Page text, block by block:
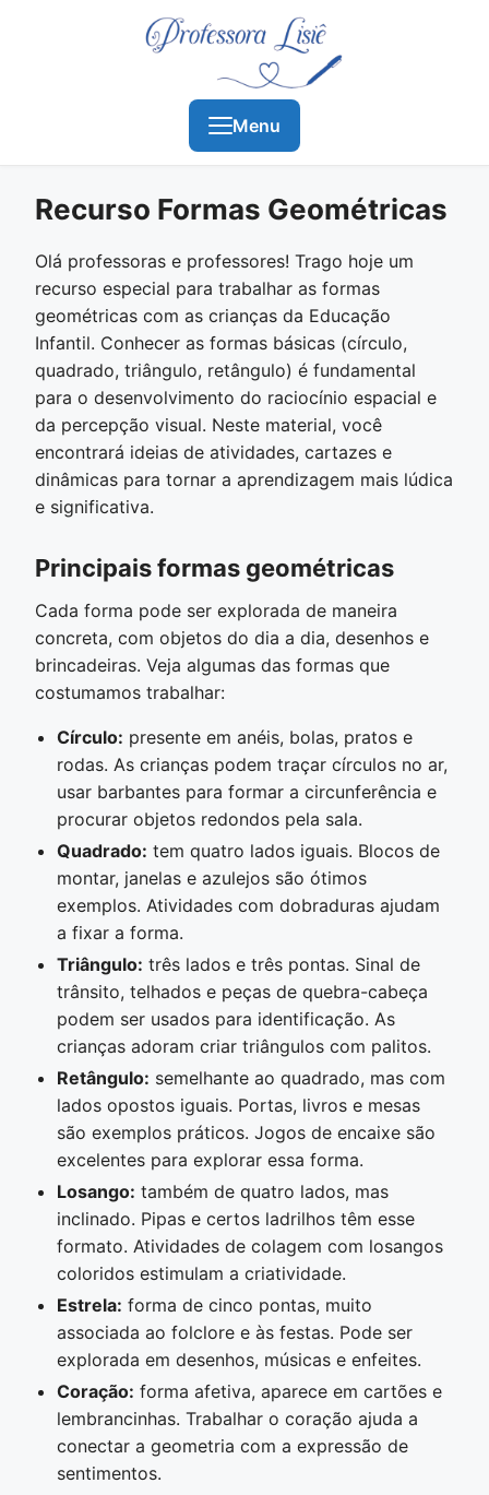
Menu
Recurso Formas Geométricas
Olá professoras e professores! Trago hoje um
recurso especial para trabalhar as formas
geométricas com as crianças da Educação
Infantil. Conhecer as formas básicas (círculo,
quadrado, triângulo, retângulo) é fundamental
para o desenvolvimento do raciocínio espacial e
da percepção visual. Neste material, você
encontrará ideias de atividades, cartazes e
dinâmicas para tornar a aprendizagem mais lúdica
e significativa.
Principais formas geométricas
Cada forma pode ser explorada de maneira
concreta, com objetos do dia a dia, desenhos e
brincadeiras. Veja algumas das formas que
costumamos trabalhar:
Círculo: presente em anéis, bolas, pratos e
rodas. As crianças podem traçar círculos no ar,
usar barbantes para formar a circunferência e
procurar objetos redondos pela sala.
Quadrado: tem quatro lados iguais. Blocos de
montar, janelas e azulejos são ótimos
exemplos. Atividades com dobraduras ajudam
a fixar a forma.
Triângulo: três lados e três pontas. Sinal de
trânsito, telhados e peças de quebra-cabeça
podem ser usados para identificação. As
crianças adoram criar triângulos com palitos.
Retângulo: semelhante ao quadrado, mas com
lados opostos iguais. Portas, livros e mesas
são exemplos práticos. Jogos de encaixe são
excelentes para explorar essa forma.
Losango: também de quatro lados, mas
inclinado. Pipas e certos ladrilhos têm esse
formato. Atividades de colagem com losangos
coloridos estimulam a criatividade.
Estrela: forma de cinco pontas, muito
associada ao folclore e às festas. Pode ser
explorada em desenhos, músicas e enfeites.
Coração: forma afetiva, aparece em cartões e
lembrancinhas. Trabalhar o coração ajuda a
conectar a geometria com a expressão de
sentimentos.